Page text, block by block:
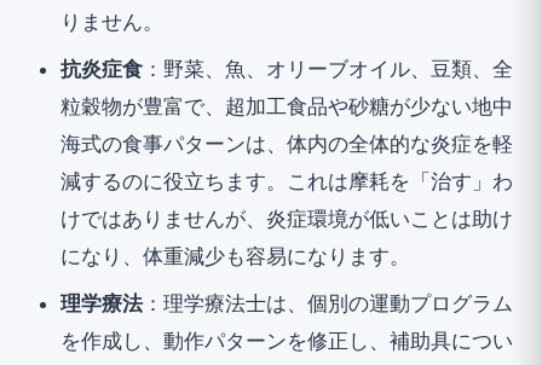
りません。
抗炎症食 ：野菜、魚、オリーブオイル、豆類、全
粒穀物が豊富で、超加工食品や砂糖が少ない地中
海式の食事パターンは、体内の全体的な炎症を軽
減するのに役立ちます。これは摩耗を「治す」わ
けではありませんが、炎症環境が低いことは助け
になり、体重減少も容易になります。
理学療法 ：理学療法士は、個別の運動プログラム
を作成し、動作パターンを修正し、補助具につい